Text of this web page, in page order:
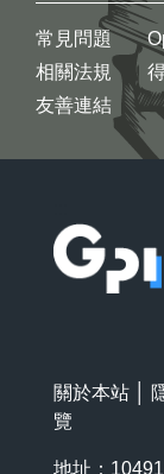
常見問題
相關法規
友善連結
關於本站
覽
地址：